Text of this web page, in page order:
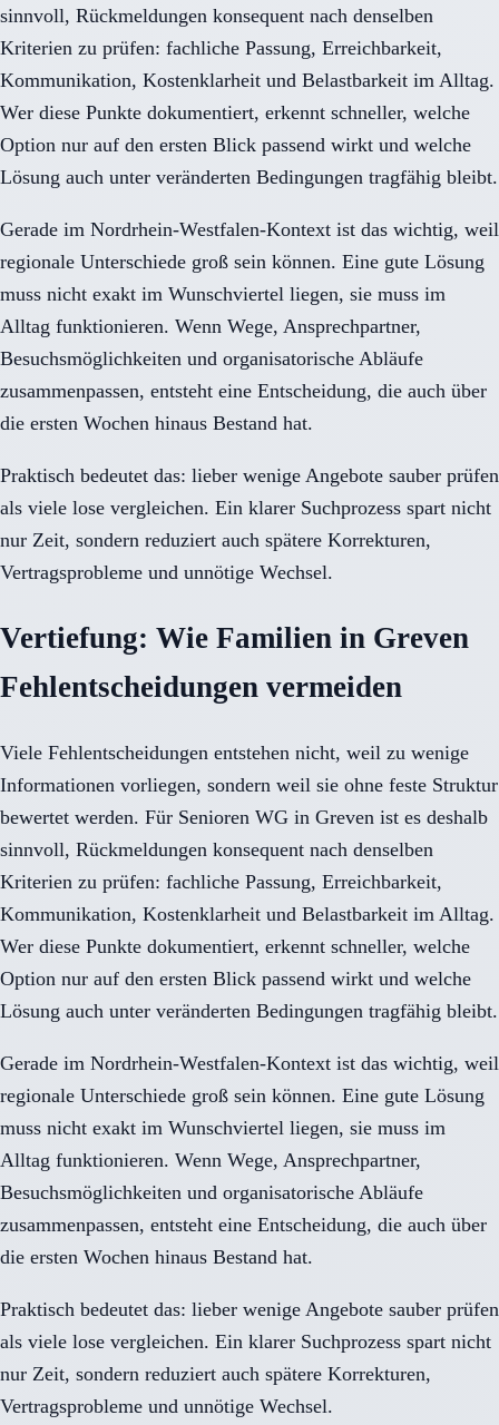
sinnvoll, Rückmeldungen konsequent nach denselben
Kriterien zu prüfen: fachliche Passung, Erreichbarkeit,
Kommunikation, Kostenklarheit und Belastbarkeit im Alltag.
Wer diese Punkte dokumentiert, erkennt schneller, welche
Option nur auf den ersten Blick passend wirkt und welche
Lösung auch unter veränderten Bedingungen tragfähig bleibt.
Gerade im Nordrhein-Westfalen-Kontext ist das wichtig, weil
regionale Unterschiede groß sein können. Eine gute Lösung
muss nicht exakt im Wunschviertel liegen, sie muss im
Alltag funktionieren. Wenn Wege, Ansprechpartner,
Besuchsmöglichkeiten und organisatorische Abläufe
zusammenpassen, entsteht eine Entscheidung, die auch über
die ersten Wochen hinaus Bestand hat.
Praktisch bedeutet das: lieber wenige Angebote sauber prüfen
als viele lose vergleichen. Ein klarer Suchprozess spart nicht
nur Zeit, sondern reduziert auch spätere Korrekturen,
Vertragsprobleme und unnötige Wechsel.
Vertiefung: Wie Familien in Greven
Fehlentscheidungen vermeiden
Viele Fehlentscheidungen entstehen nicht, weil zu wenige
Informationen vorliegen, sondern weil sie ohne feste Struktur
bewertet werden. Für Senioren WG in Greven ist es deshalb
sinnvoll, Rückmeldungen konsequent nach denselben
Kriterien zu prüfen: fachliche Passung, Erreichbarkeit,
Kommunikation, Kostenklarheit und Belastbarkeit im Alltag.
Wer diese Punkte dokumentiert, erkennt schneller, welche
Option nur auf den ersten Blick passend wirkt und welche
Lösung auch unter veränderten Bedingungen tragfähig bleibt.
Gerade im Nordrhein-Westfalen-Kontext ist das wichtig, weil
regionale Unterschiede groß sein können. Eine gute Lösung
muss nicht exakt im Wunschviertel liegen, sie muss im
Alltag funktionieren. Wenn Wege, Ansprechpartner,
Besuchsmöglichkeiten und organisatorische Abläufe
zusammenpassen, entsteht eine Entscheidung, die auch über
die ersten Wochen hinaus Bestand hat.
Praktisch bedeutet das: lieber wenige Angebote sauber prüfen
als viele lose vergleichen. Ein klarer Suchprozess spart nicht
nur Zeit, sondern reduziert auch spätere Korrekturen,
Vertragsprobleme und unnötige Wechsel.